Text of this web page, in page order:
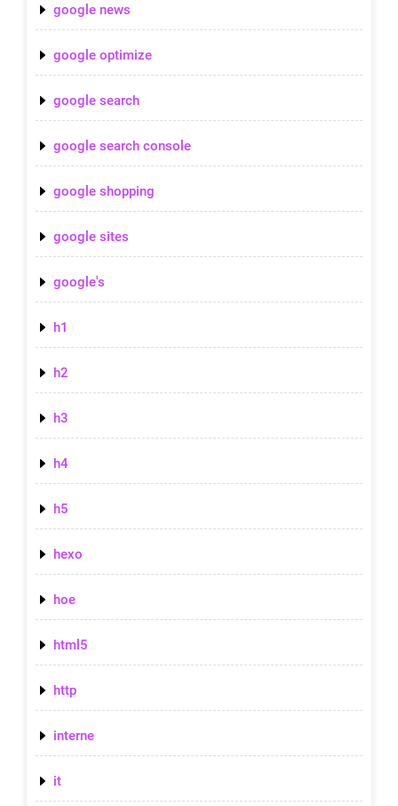
google news
google optimize
google search
google search console
google shopping
google sites
google's
h1
h2
h3
h4
h5
hexo
hoe
html5
http
interne
it